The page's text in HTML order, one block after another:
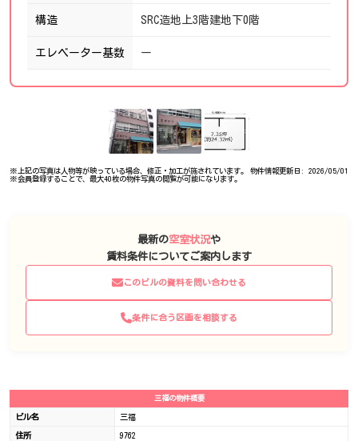
構造 SRC造地上3階建地下0階
エレベーター基数 ー
※上記の写真は人物等が映っている場合、修正・加工が施されています。
※会員登録することで、最大40枚の物件写真の閲覧が可能になります。
物件情報更新日: 2026/05/01
最新の空室状況や
賃料条件についてご案内します
このビルの資料を問い合わせる
条件に合う区画を相談する
三福の物件概要
ビル名 三福
住所 9762